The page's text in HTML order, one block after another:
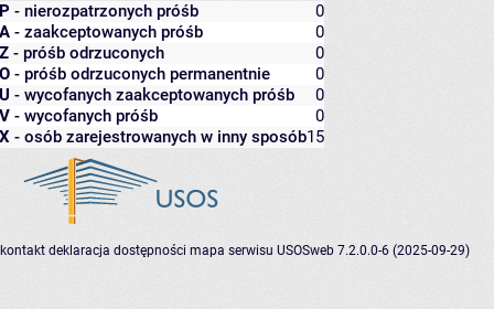
P - nierozpatrzonych próśb
0
A - zaakceptowanych próśb
0
Z - próśb odrzuconych
0
O - próśb odrzuconych permanentnie
0
U - wycofanych zaakceptowanych próśb
0
V - wycofanych próśb
0
X - osób zarejestrowanych w inny sposób15
kontakt deklaracja dostępności mapa serwisu USOSweb 7.2.0.0-6 (2025-09-29)